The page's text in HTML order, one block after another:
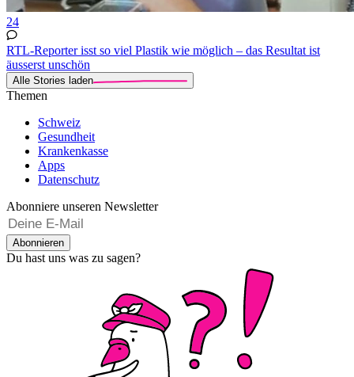
24
RTL-Reporter isst so viel Plastik wie möglich – das Resultat ist
äusserst unschön
Alle Stories laden
Themen
Schweiz
Gesundheit
Krankenkasse
Apps
Datenschutz
Abonniere unseren Newsletter
Abonnieren
Du hast uns was zu sagen?